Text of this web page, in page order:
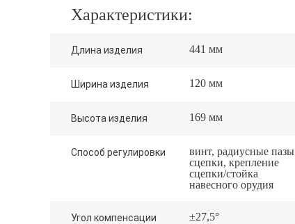
Характеристики:
Длина изделия 441 мм
Ширина изделия 120 мм
Высота изделия 169 мм
Способ регулировки
винт, радиусные пазы
сцепки, крепление
сцепки/стойка
навесного орудия
Угол компенсации
±27,5°